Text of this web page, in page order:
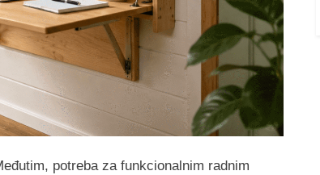
potreba za funkcionalnim radnim
Prije5 Mjeseci